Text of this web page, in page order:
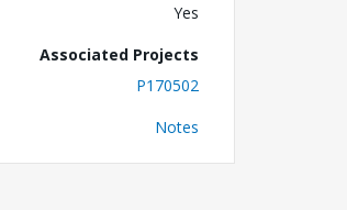
Yes
Associated Projects
P170502
Notes